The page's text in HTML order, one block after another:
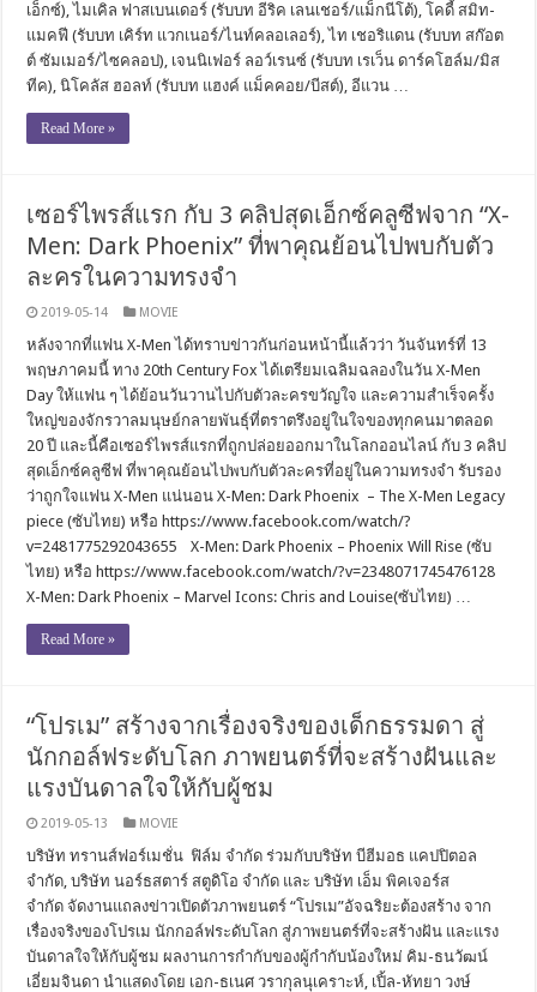
เอ็กซ์), ไมเคิล ฟาสเบนเดอร์ (รับบท อีริค เลนเชอร์/แม็กนีโต้), โคดี้ สมิท-
แมคฟี (รับบท เคิร์ท แวกเนอร์/ไนท์คลอเลอร์), ไท เชอริแดน (รับบท สก๊อต
ต์ ซัมเมอร์/ไซคลอป), เจนนิเฟอร์ ลอว์เรนซ์ (รับบท เรเว็น ดาร์คโฮล์ม/มิส
ทีค), นิโคลัส ฮอลท์ (รับบท แฮงค์ แม็คคอย/บีสต์), อีแวน …
Read More »
เซอร์ไพรส์แรก กับ 3 คลิปสุดเอ็กซ์คลูซีฟจาก “X-
Men: Dark Phoenix” ที่พาคุณย้อนไปพบกับตัว
ละครในความทรงจำ
2019-05-14 MOVIE
หลังจากที่แฟน X-Men ได้ทราบข่าวกันก่อนหน้านี้แล้วว่า วันจันทร์ที่ 13
พฤษภาคมนี้ ทาง 20th Century Fox ได้เตรียมเฉลิมฉลองในวัน X-Men
Day ให้แฟน ๆ ได้ย้อนวันวานไปกับตัวละครขวัญใจ และความสำเร็จครั้ง
ใหญ่ของจักรวาลมนุษย์กลายพันธุ์ที่ตราตรึงอยู่ในใจของทุกคนมาตลอด
20 ปี และนี้คือเซอร์ไพรส์แรกที่ถูกปล่อยออกมาในโลกออนไลน์ กับ 3 คลิป
สุดเอ็กซ์คลูซีฟ ที่พาคุณย้อนไปพบกับตัวละครที่อยู่ในความทรงจำ รับรอง
ว่าถูกใจแฟน X-Men แน่นอน X-Men: Dark Phoenix – The X-Men Legacy
piece (ซับไทย) หรือ https://www.facebook.com/watch/?
v=2481775292043655 X-Men: Dark Phoenix – Phoenix Will Rise (ซับ
ไทย) หรือ https://www.facebook.com/watch/?v=2348071745476128
X-Men: Dark Phoenix – Marvel Icons: Chris and Louise(ซับไทย) …
Read More »
“โปรเม” สร้างจากเรื่องจริงของเด็กธรรมดา สู่
นักกอล์ฟระดับโลก ภาพยนตร์ที่จะสร้างฝันและ
แรงบันดาลใจให้กับผู้ชม
2019-05-13 MOVIE
บริษัท ทรานส์ฟอร์เมชั่น ฟิล์ม จำกัด ร่วมกับบริษัท บีฮีมอธ แคปปิตอล
จำกัด, บริษัท นอร์ธสตาร์ สตูดิโอ จำกัด และ บริษัท เอ็ม พิคเจอร์ส
จำกัด จัดงานแถลงข่าวเปิดตัวภาพยนตร์ “โปรเม”อัจฉริยะต้องสร้าง จาก
เรื่องจริงของโปรเม นักกอล์ฟระดับโลก สู่ภาพยนตร์ที่จะสร้างฝัน และแรง
บันดาลใจให้กับผู้ชม ผลงานการกำกับของผู้กำกับน้องใหม่ คิม-ธนวัฒน์
เอี่ยมจินดา นำแสดงโดย เอก-ธเนศ วรากุลนุเคราะห์, เปิ้ล-หัทยา วงษ์